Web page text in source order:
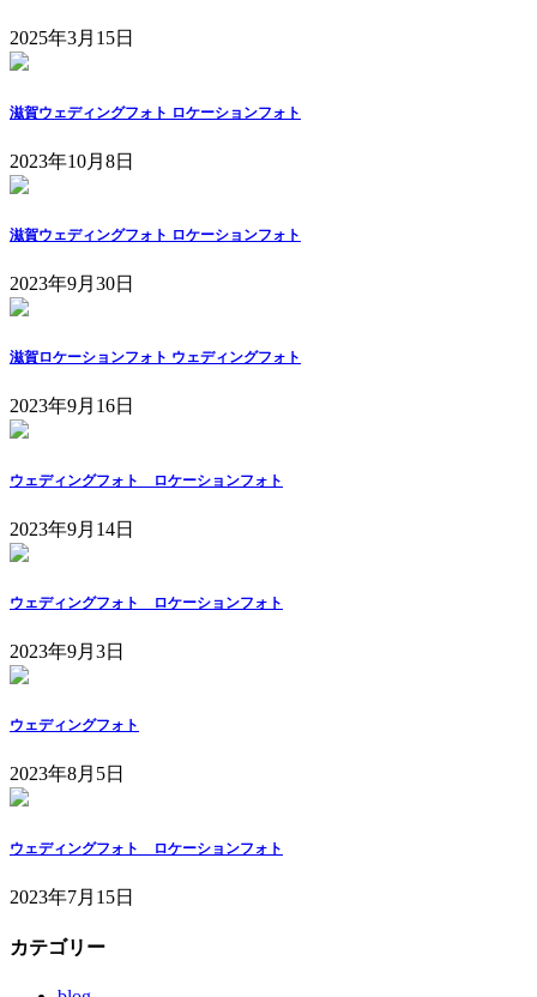
2025年3月15日
滋賀ウェディングフォト ロケーションフォト
2023年10月8日
滋賀ウェディングフォト ロケーションフォト
2023年9月30日
滋賀ロケーションフォト ウェディングフォト
2023年9月16日
ウェディングフォト ロケーションフォト
2023年9月14日
ウェディングフォト ロケーションフォト
2023年9月3日
ウェディングフォト
2023年8月5日
ウェディングフォト ロケーションフォト
2023年7月15日
カテゴリー